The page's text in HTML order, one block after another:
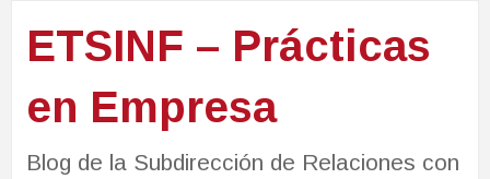
ETSINF – Prácticas
en Empresa
Blog de la Subdirección de Relaciones con